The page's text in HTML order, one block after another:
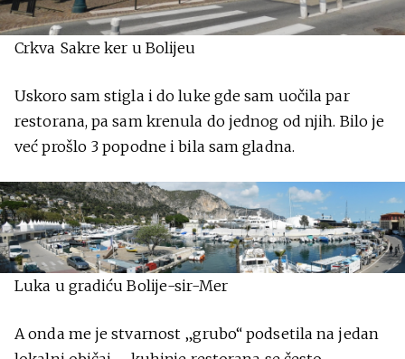
Crkva Sakre ker u Bolijeu
Uskoro sam stigla i do luke gde sam uočila par
restorana, pa sam krenula do jednog od njih. Bilo je
već prošlo 3 popodne i bila sam gladna.
Luka u gradiću Bolije-sir-Mer
A onda me je stvarnost „grubo“ podsetila na jedan